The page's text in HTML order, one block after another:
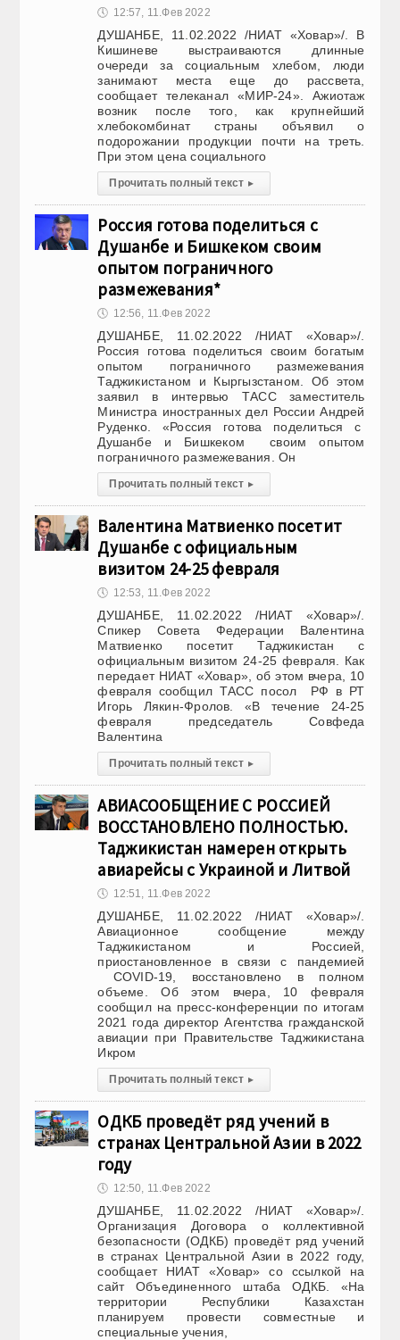
🕔 12:57, 11.Фев 2022
ДУШАНБЕ, 11.02.2022 /НИАТ «Ховар»/. В
Кишиневе выстраиваются длинные
очереди за социальным хлебом, люди
занимают места еще до рассвета,
сообщает телеканал «МИР-24». Ажиотаж
возник после того, как крупнейший
хлебокомбинат страны объявил о
подорожании продукции почти на треть.
При этом цена социального
Прочитать полный текст ▸
Россия готова поделиться с
Душанбе и Бишкеком своим
опытом пограничного
размежевания*
🕔 12:56, 11.Фев 2022
ДУШАНБЕ, 11.02.2022 /НИАТ «Ховар»/.
Россия готова поделиться своим богатым
опытом пограничного размежевания
Таджикистаном и Кыргызстаном. Об этом
заявил в интервью ТАСС заместитель
Министра иностранных дел России Андрей
Руденко. «Россия готова поделиться с
Душанбе и Бишкеком своим опытом
пограничного размежевания. Он
Прочитать полный текст ▸
Валентина Матвиенко посетит
Душанбе с официальным
визитом 24-25 февраля
🕔 12:53, 11.Фев 2022
ДУШАНБЕ, 11.02.2022 /НИАТ «Ховар»/.
Спикер Совета Федерации Валентина
Матвиенко посетит Таджикистан с
официальным визитом 24-25 февраля. Как
передает НИАТ «Ховар», об этом вчера, 10
февраля сообщил ТАСС посол РФ в РТ
Игорь Лякин-Фролов. «В течение 24-25
февраля председатель Совфеда
Валентина
Прочитать полный текст ▸
АВИАСООБЩЕНИЕ С РОССИЕЙ
ВОССТАНОВЛЕНО ПОЛНОСТЬЮ.
Таджикистан намерен открыть
авиарейсы с Украиной и Литвой
🕔 12:51, 11.Фев 2022
ДУШАНБЕ, 11.02.2022 /НИАТ «Ховар»/.
Авиационное сообщение между
Таджикистаном и Россией,
приостановленное в связи с пандемией
COVID-19, восстановлено в полном
объеме. Об этом вчера, 10 февраля
сообщил на пресс-конференции по итогам
2021 года директор Агентства гражданской
авиации при Правительстве Таджикистана
Икром
Прочитать полный текст ▸
ОДКБ проведёт ряд учений в
странах Центральной Азии в 2022
году
🕔 12:50, 11.Фев 2022
ДУШАНБЕ, 11.02.2022 /НИАТ «Ховар»/.
Организация Договора о коллективной
безопасности (ОДКБ) проведёт ряд учений
в странах Центральной Азии в 2022 году,
сообщает НИАТ «Ховар» со ссылкой на
сайт Объединенного штаба ОДКБ. «На
территории Республики Казахстан
планируем провести совместные и
специальные учения,